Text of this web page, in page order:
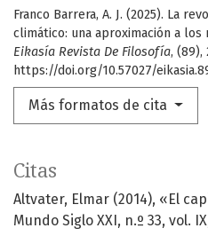
Franco Barrera, A. J. (2025). La
climático: una aproximación a
Eikasía Revista De Filosofía, (89),
https://doi.org/10.57027/
Más formatos de cita
Citas
Altvater, Elmar (2014), «El
Mundo Siglo XXI, n.º 33, vol.